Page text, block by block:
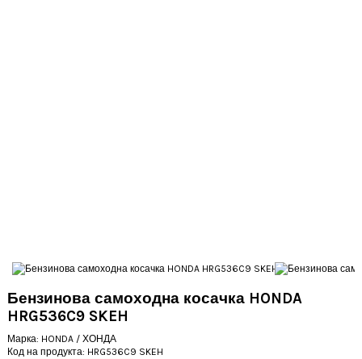
Бензинова самоходна косачка HONDA
HRG536C9 SKEH
Марка: HONDA / ХОНДА
Код на продукта: HRG536C9 SKEH